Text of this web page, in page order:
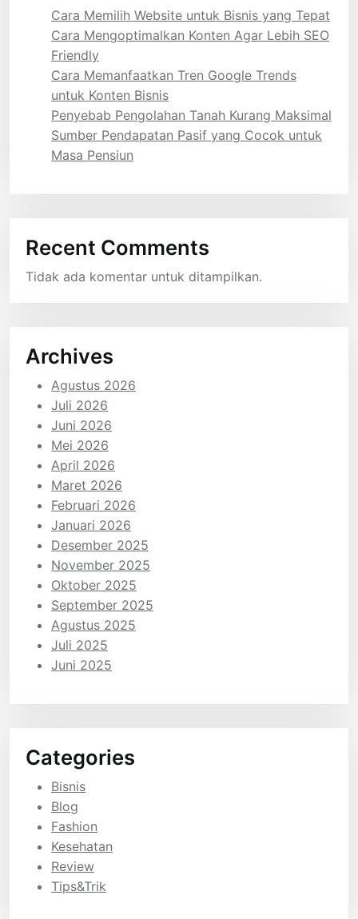
Cara Memilih Website untuk Bisnis yang Tepat
Cara Mengoptimalkan Konten Agar Lebih SEO
Friendly
Cara Memanfaatkan Tren Google Trends
untuk Konten Bisnis
Penyebab Pengolahan Tanah Kurang Maksimal
Sumber Pendapatan Pasif yang Cocok untuk
Masa Pensiun
Recent Comments
Tidak ada komentar untuk ditampilkan.
Archives
Agustus 2026
Juli 2026
Juni 2026
Mei 2026
April 2026
Maret 2026
Februari 2026
Januari 2026
Desember 2025
November 2025
Oktober 2025
September 2025
Agustus 2025
Juli 2025
Juni 2025
Categories
Bisnis
Blog
Fashion
Kesehatan
Review
Tips&Trik